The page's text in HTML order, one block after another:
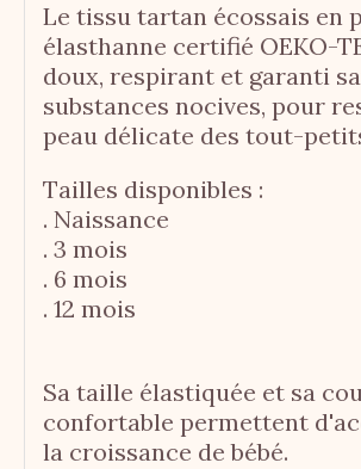
Le tissu tartan écossais en
élasthanne certifié OEKO-
doux, respirant et garanti
substances nocives, pour
peau délicate des tout-
Tailles disponibles :
. Naissance
. 3 mois
. 6 mois
. 12 mois
Sa taille élastiquée et sa
confortable permettent
la croissance de bébé.